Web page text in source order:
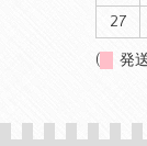
27
( 発